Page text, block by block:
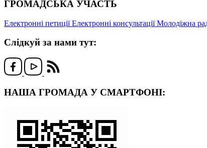
ГРОМАДСЬКА УЧАСТЬ
Електронні петиціїЕлектронні консультаціїМолодіжна
Слідкуй за нами тут:
НАША ГРОМАДА У СМАРТФОНІ: